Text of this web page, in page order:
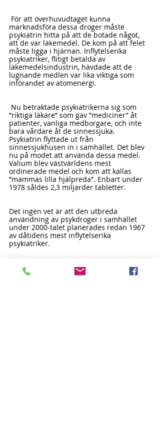
marknadsföra dessa droger måste
psykiatrin hitta på att de botade något,
att de var läkemedel. De kom på att felet
måste ligga i hjärnan. Inflytelserika
psykiatriker, flitigt betalda av
läkemedelsindustrin, hävdade att de
lugnande medlen var lika viktiga som
införandet av atomenergi.
”riktiga läkare” som gav ”mediciner” åt
patienter, vanliga medborgare, och inte
bara vårdare åt de sinnessjuka.
Psykiatrin flyttade ut från
sinnessjukhusen in i samhället. Det blev
nu på modet att använda dessa medel.
Valium blev västvärldens mest
ordinerade medel och kom att kallas
”mammas lilla hjälpreda”. Enbart under
1978 såldes 2,3 miljarder tabletter.
Det ingen vet är att den utbreda
användning av psykdroger i samhället
under 2000-talet planerades redan 1967
av dåtidens mest inflytelserika
psykiatriker.
Se videon om psykofarmakans historia
som aldrig visats: